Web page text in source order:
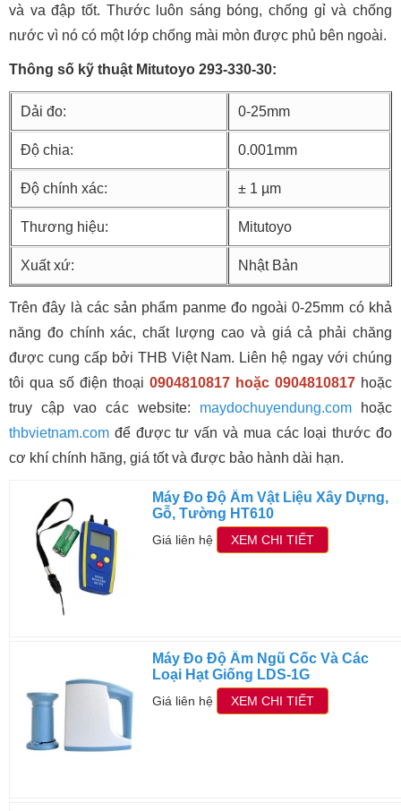
và va đập tốt. Thước luôn sáng bóng, chống gỉ và chống
nước vì nó có một lớp chống mài mòn được phủ bên ngoài.
Thông số kỹ thuật Mitutoyo 293-330-30:
Dải đo: 0-25mm
Độ chia: 0.001mm
Độ chính xác: ± 1 µm
Thương hiệu: Mitutoyo
Xuất xứ: Nhật Bản
Trên đây là các sản phẩm panme đo ngoài 0-25mm có khả
năng đo chính xác, chất lượng cao và giá cả phải chăng
được cung cấp bởi THB Việt Nam. Liên hệ ngay với chúng
tôi qua số điện thoại 0904810817 hoặc 0904810817 hoặc
truy cập vao các website: maydochuyendung.comhoặc
thbvietnam.com để được tư vấn và mua các loại thước đo
cơ khí chính hãng, giá tốt và được bảo hành dài hạn.
Máy Đo Độ Ẩm Vật Liệu Xây Dựng,
Gỗ, Tường HT610
Giá liên hệ XEM CHI TIẾT
Máy Đo Độ Ẩm Ngũ Cốc Và Các
Loại Hạt Giống LDS-1G
Giá liên hệ XEM CHI TIẾT